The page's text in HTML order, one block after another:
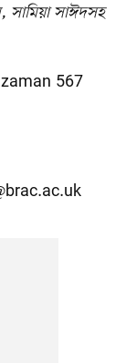
সামিয়া সাঈদসহ
zaman 567